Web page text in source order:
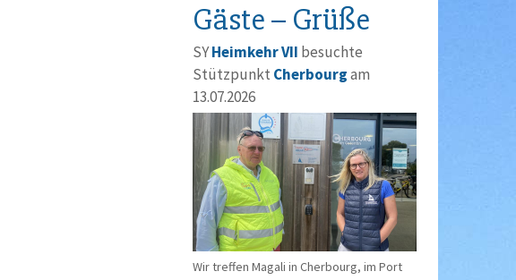
Gäste – Grüße
SYHeimkehr VII besuchte
Stützpunkt Cherbourgam
13.07.2026
Wir treffen Magali in Cherbourg, im Port